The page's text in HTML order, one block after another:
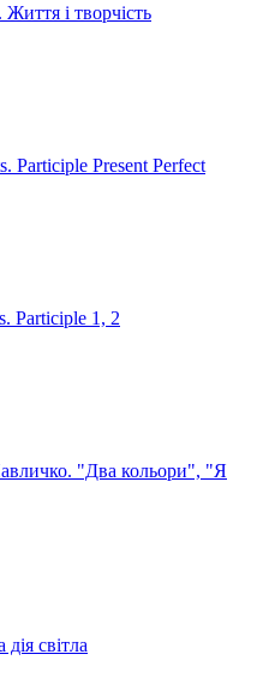
Життя і творчість
Participle Present Perfect
Participle 1, 2
"Два кольори", "Я
світла